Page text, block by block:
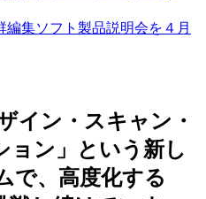
編集ソフト製品説明会を４月
イン・スキャン・
ョン」という新し
で、高度化する